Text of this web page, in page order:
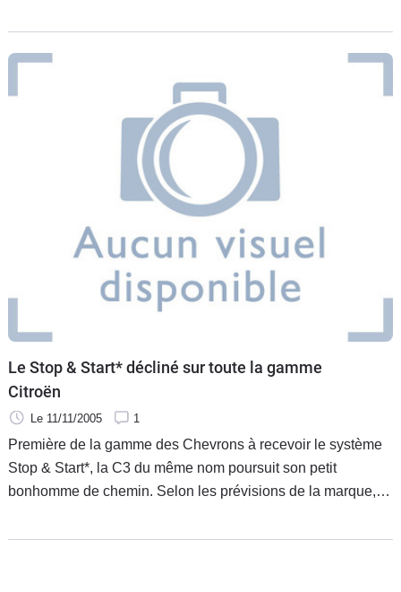
nouveautés
Le Stop & Start* décliné sur toute la gamme
Citroën
Le 11/11/2005 1
Première de la gamme des Chevrons à recevoir le système
Stop & Start*, la C3 du même nom poursuit son petit
bonhomme de chemin. Selon les prévisions de la marque, il
auto équipée de